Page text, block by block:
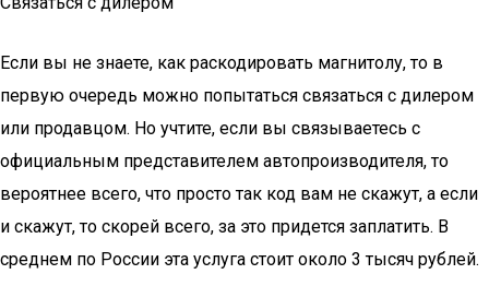
Если вы не знаете, как раскодировать магнитолу, то в
первую очередь можно попытаться связаться с дилером
или продавцом. Но учтите, если вы связываетесь с
официальным представителем автопроизводителя, то
вероятнее всего, что просто так код вам не скажут, а если
и скажут, то скорей всего, за это придется заплатить. В
среднем по России эта услуга стоит около 3 тысяч рублей.